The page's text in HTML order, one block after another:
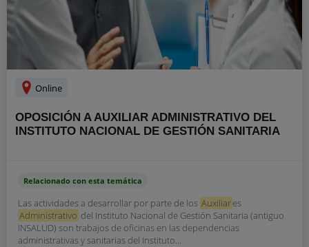
Online
OPOSICIÓN A AUXILIAR ADMINISTRATIVO DEL
INSTITUTO NACIONAL DE GESTIÓN SANITARIA
Relacionado con esta temática
Las actividades a desarrollar por parte de los Auxiliares
Administrativo del Instituto Nacional de Gestión Sanitaria (antiguo
INSALUD) son trabajos de oficinas en las dependencias
administrativas y sanitarias del Instituto...